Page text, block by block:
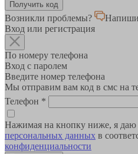
Возникли проблемы?
Вход или регистрация
По номеру телефона
Вход с паролем
Введите номер телефона
Мы отправим вам код в смс на
Телефон *
Нажимая на кнопку ниже, я даю
персональных данных в
конфиденциальности